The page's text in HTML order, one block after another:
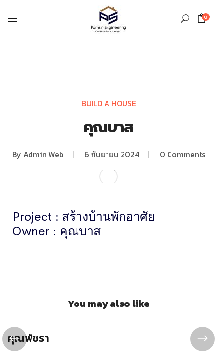
0
BUILD A HOUSE
คุณบาส
By Admin Web | 6 กันยายน 2024 | 0 Comments
Project : สร้างบ้านพักอาศัย
Owner : คุณบาส
You may also like
คุณพัชรา